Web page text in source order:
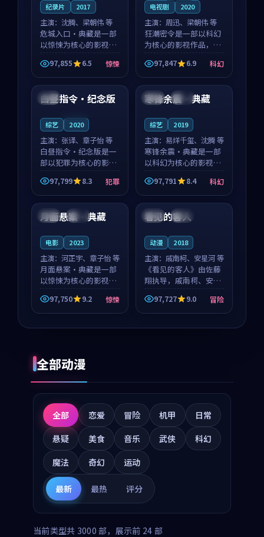
纪录片 2017
主演： 沈腾、梁朝伟 等
危城入口·典藏是一部
以惊悚为核心的影视作
品，围绕危机、反转与
人物成长展开，整体节
奏紧凑，值得推荐观
看。
97,855 6.5 惊悚
电视剧 2020
主演： 周迅、梁朝伟 等
狂潮密令是一部以科幻
为核心的影视作品，围
绕危机、反转与人物成
长展开，整体节奏紧
凑，值得推荐观看。
97,847 6.9 科幻
法国
白昼指令·纪念版
综艺 2020
主演： 张译、章子怡 等
白昼指令·纪念版是一
部以犯罪为核心的影视
作品，围绕危机、反转
与人物成长展开，整体
节奏紧凑，值得推荐观
看。
97,799 8.3 犯罪
韩国 院线
寒锋余震·典藏
综艺 2019
主演： 易烊千玺、沈腾 等
寒锋余震·典藏是一部
以科幻为核心的影视作
品，围绕危机、反转与
人物成长展开，整体节
奏紧凑，值得推荐观
97,791 8.4 科幻
法国 院线
月面悬案·典藏
电影 2023
主演： 河正宇、章子怡 等
月面悬案·典藏是一部
以惊悚为核心的影视作
品，围绕危机、反转与
人物成长展开，整体节
奏紧凑，值得推荐观
97,750 9.2 惊悚
泰国 完结
看见的客人
动漫 2018
主演： 戚南柯、安星河 等
《看见的客人》由佐藤
翔执导，戚南柯、安星
河领衔主演，是一部
2018年上映的泰国冒险
动漫。影片以海岸抒情
97,727 9.0 冒险
全部动漫
全部 恋爱 冒险 机甲
日常
悬疑
美食 音乐 武侠
科幻
魔法
奇幻 运动
最新 最热 评分
当前类型共 3000 部，展示前 24 部
99:16